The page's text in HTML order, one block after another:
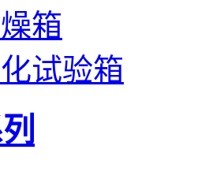
箱
试验箱